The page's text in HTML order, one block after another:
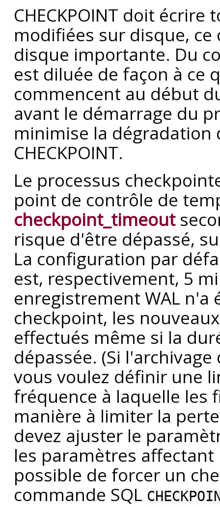
CHECKPOINT doit
modifiées sur disque,
disque importante. Du
est diluée de façon à ce
commencent au début
avant le démarrage du
minimise la dégradation
CHECKPOINT.
Le processus
point de contrôle de
checkpoint_timeout
risque d'être dépassé,
La configuration par
est, respectivement, 5
enregistrement WAL
checkpoint, les
effectués même si la
dépassée. (Si
vous voulez définir une
fréquence à laquelle les
manière à limiter la
devez ajuster le
les paramètres
possible de forcer un
commande SQL